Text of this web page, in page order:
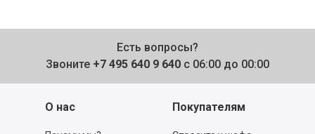
Есть вопросы?
Звоните +7 495 640 9 640 с 06:00 до 00:00
О нас Покупателям